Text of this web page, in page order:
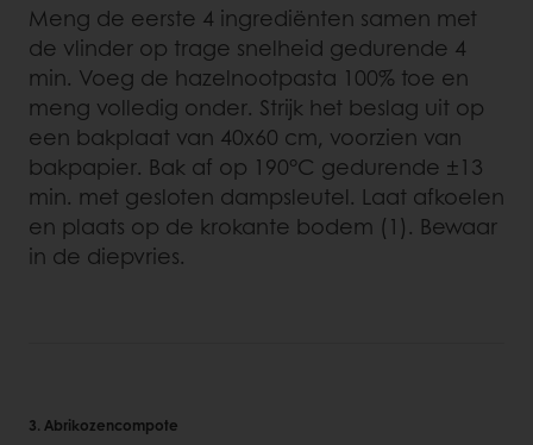
Meng de eerste 4 ingrediënten samen met
de vlinder op trage snelheid gedurende 4
min. Voeg de hazelnootpasta 100% toe en
meng volledig onder. Strijk het beslag uit op
een bakplaat van 40x60 cm, voorzien van
bakpapier. Bak af op 190°C gedurende ±13
min. met gesloten dampsleutel. Laat afkoelen
en plaats op de krokante bodem (1). Bewaar
in de diepvries.
3. Abrikozencompote